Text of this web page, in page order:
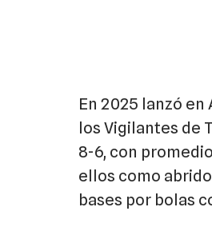
En 2025 lanzó en
los Vigilantes de
8-6, con
ellos como
bases por bolas